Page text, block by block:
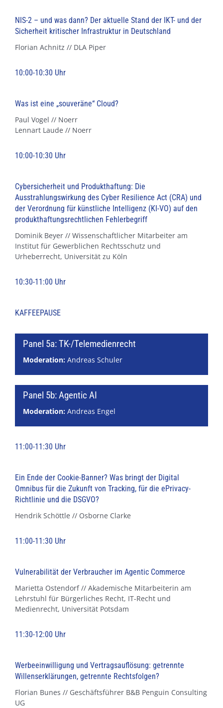
NIS-2 – und was dann? Der aktuelle Stand der IKT- und der
Sicherheit kritischer Infrastruktur in Deutschland
Florian Achnitz // DLA Piper
10:00-10:30 Uhr
Was ist eine „souveräne“ Cloud?
Paul Vogel // Noerr
Lennart Laude // Noerr
10:00-10:30 Uhr
Cybersicherheit und Produkthaftung: Die
Ausstrahlungswirkung des Cyber Resilience Act (CRA) und
der Verordnung für künstliche Intelligenz (KI-VO) auf den
produkthaftungsrechtlichen Fehlerbegriff
Dominik Beyer // Wissenschaftlicher Mitarbeiter am
Institut für Gewerblichen Rechtsschutz und
Urheberrecht, Universität zu Köln
10:30-11:00 Uhr
KAFFEEPAUSE
Panel 5a: TK-/Telemedienrecht
Moderation:Andreas Schuler
Panel 5b: Agentic AI
Moderation:Andreas Engel
11:00-11:30 Uhr
Ein Ende der Cookie-Banner? Was bringt der Digital
Omnibus für die Zukunft von Tracking, für die ePrivacy-
Richtlinie und die DSGVO?
Hendrik Schöttle // Osborne Clarke
11:00-11:30 Uhr
Vulnerabilität der Verbraucher im Agentic Commerce
Marietta Ostendorf // Akademische Mitarbeiterin am
Lehrstuhl für Bürgerliches Recht, IT-Recht und
Medienrecht, Universität Potsdam
11:30-12:00 Uhr
Werbeeinwilligung und Vertragsauflösung: getrennte
Willenserklärungen, getrennte Rechtsfolgen?
Florian Bunes // Geschäftsführer B&B Penguin Consulting
UG